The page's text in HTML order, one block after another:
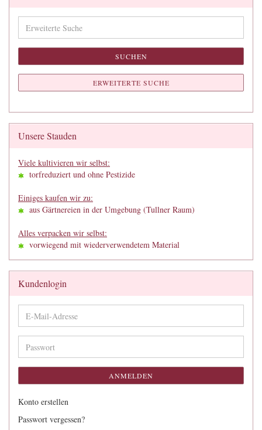
Suche
SUCHEN
ERWEITERTE SUCHE
Unsere Stauden
Viele kultivieren wir selbst:
torfreduziert und ohne Pestizide
Einiges kaufen wir zu:
aus Gärtnereien in der Umgebung (Tullner Raum)
Alles verpacken wir selbst:
vorwiegend mit wiederverwendetem Material
Kundenlogin
E-
Mail-
Adresse
Passwort
ANMELDEN
Konto erstellen
Passwort vergessen?